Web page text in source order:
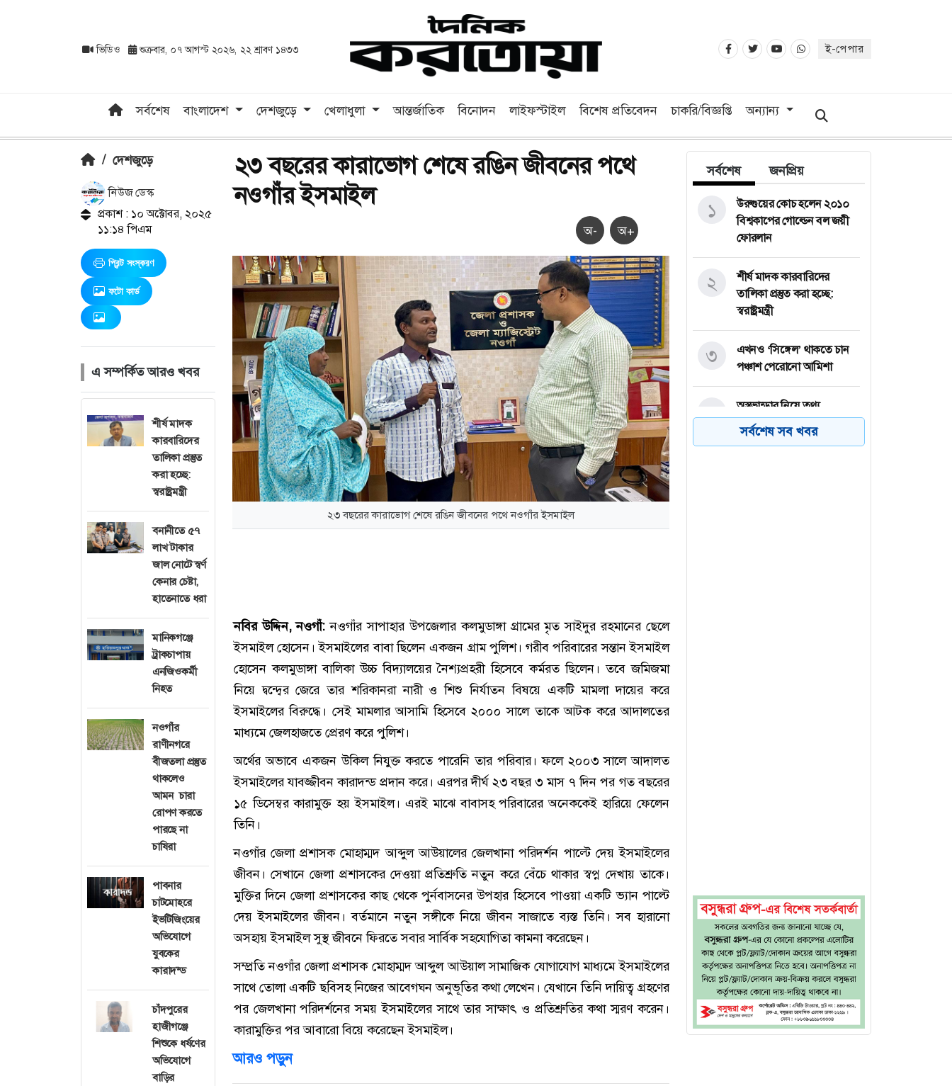
ভিডিও শুক্রবার, ০৭ আগস্ট ২০২৬, ২২ শ্রাবণ ১৪৩৩ ই-পেপার
সর্বশেষ বাংলাদেশ দেশজুড়ে খেলাধুলা আন্তর্জাতিক বিনোদন লাইফস্টাইল বিশেষ প্রতিবেদন চাকরি/বিজ্ঞপ্তি অন্যান্য
/ দেশজুড়ে
নিউজ ডেস্ক
প্রকাশ : ১০ অক্টোবর, ২০২৫
১১:১৪ পিএম
প্রিন্ট সংস্করণ
ফটো কার্ড
এ সম্পর্কিত আরও খবর
শীর্ষ মাদক
কারবারিদের
তালিকা প্রস্তুত
করা হচ্ছে:
স্বরাষ্ট্রমন্ত্রী
বনানীতে ৫৭
লাখ টাকার
জাল নোটে স্বর্ণ
কেনার চেষ্টা,
হাতেনাতে ধরা
মানিকগঞ্জে
ট্রাকচাপায়
এনজিওকর্মী
নিহত
নওগাঁর
রাণীনগরে
বীজতলা প্রস্তুত
থাকলেও
আমন চারা
রোপণ করতে
পারছে না
চাষিরা
পাবনার
চাটমোহরে
ইভটিজিংয়ের
অভিযোগে
যুবকের
কারাদন্ড
চাঁদপুরের
হাজীগঞ্জে
শিশুকে ধর্ষণের
অভিযোগে
বাড়ির
২৩ বছরের কারাভোগ শেষে রঙিন জীবনের পথে
নওগাঁর ইসমাইল
অ- অ+
২৩ বছরের কারাভোগ শেষে রঙিন জীবনের পথে নওগাঁর ইসমাইল
নবির উদ্দিন, নওগাঁ: নওগাঁর সাপাহার উপজেলার কলমুডাঙ্গা গ্রামের মৃত সাইদুর রহমানের ছেলে
ইসমাইল হোসেন। ইসমাইলের বাবা ছিলেন একজন গ্রাম পুলিশ। গরীব পরিবারের সন্তান ইসমাইল
হোসেন কলমুডাঙ্গা বালিকা উচ্চ বিদ্যালয়ের নৈশ্যপ্রহরী হিসেবে কর্মরত ছিলেন। তবে জমিজমা
নিয়ে দ্বন্দ্বের জেরে তার শরিকানরা নারী ও শিশু নির্যাতন বিষয়ে একটি মামলা দায়ের করে
ইসমাইলের বিরুদ্ধে। সেই মামলার আসামি হিসেবে ২০০০ সালে তাকে আটক করে আদালতের
মাধ্যমে জেলহাজতে প্রেরণ করে পুলিশ।
অর্থের অভাবে একজন উকিল নিযুক্ত করতে পারেনি তার পরিবার। ফলে ২০০৩ সালে আদালত
ইসমাইলের যাবজ্জীবন কারাদন্ড প্রদান করে। এরপর দীর্ঘ ২৩ বছর ৩ মাস ৭ দিন পর গত বছরের
১৫ ডিসেম্বর কারামুক্ত হয় ইসমাইল। এরই মাঝে বাবাসহ পরিবারের অনেককেই হারিয়ে ফেলেন
তিনি।
নওগাঁর জেলা প্রশাসক মোহাম্মদ আব্দুল আউয়ালের জেলখানা পরিদর্শন পাল্টে দেয় ইসমাইলের
জীবন। সেখানে জেলা প্রশাসকের দেওয়া প্রতিশ্রুতি নতুন করে বেঁচে থাকার স্বপ্ন দেখায় তাকে।
মুক্তির দিনে জেলা প্রশাসকের কাছ থেকে পুর্নবাসনের উপহার হিসেবে পাওয়া একটি ভ্যান পাল্টে
দেয় ইসমাইলের জীবন। বর্তমানে নতুন সঙ্গীকে নিয়ে জীবন সাজাতে ব্যস্ত তিনি। সব হারানো
অসহায় ইসমাইল সুস্থ জীবনে ফিরতে সবার সার্বিক সহযোগিতা কামনা করেছেন।
সম্প্রতি নওগাঁর জেলা প্রশাসক মোহাম্মদ আব্দুল আউয়াল সামাজিক যোগাযোগ মাধ্যমে ইসমাইলের
সাথে তোলা একটি ছবিসহ নিজের আবেগঘন অনুভূতির কথা লেখেন। যেখানে তিনি দায়িত্ব গ্রহণের
পর জেলখানা পরিদর্শনের সময় ইসমাইলের সাথে তার সাক্ষাৎ ও প্রতিশ্রুতির কথা স্মরণ করেন।
কারামুক্তির পর আবারো বিয়ে করেছেন ইসমাইল।
আরও পড়ুন
সর্বশেষ জনপ্রিয়
উরুগুয়ের কোচ হলেন ২০১০
বিশ্বকাপের গোল্ডেন বল জয়ী
ফোরলান
১
শীর্ষ মাদক কারবারিদের
তালিকা প্রস্তুত করা হচ্ছে:
স্বরাষ্ট্রমন্ত্রী
২
এখনও ‘সিঙ্গেল’ থাকতে চান
পঞ্চাশ পেরোনো আমিশা
৩
অস্ত্রভান্ডার নিয়ে তথ্য
ফাঁসকারীদের কারাদণ্ডের
হুঁশিয়ারি ট্রাম্পের
৪
সর্বশেষ সব খবর